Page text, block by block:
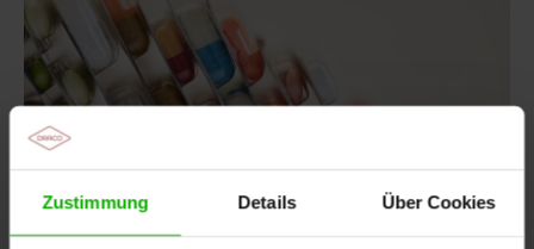
Zustimmung Details Über Cookies